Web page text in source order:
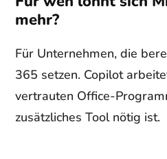
mehr?
Für Unternehmen, die
365 setzen. Copilot
vertrauten Office-
zusätzliches Tool nötig ist.